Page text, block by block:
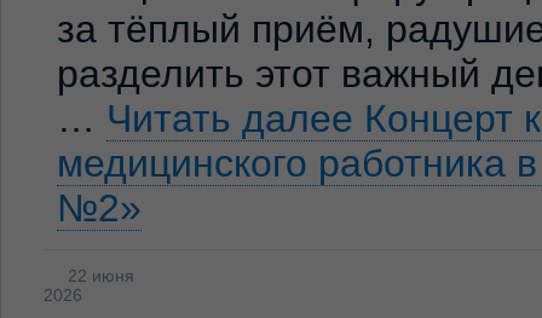
за тёплый приём,
разделить этот важный
… Читать далее Концерт
медицинского
№2»
22 июня
2026